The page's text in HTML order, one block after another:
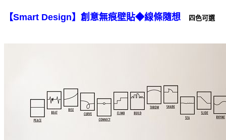
【Smart Design】創意無痕壁貼◆線條隨想 四色可選